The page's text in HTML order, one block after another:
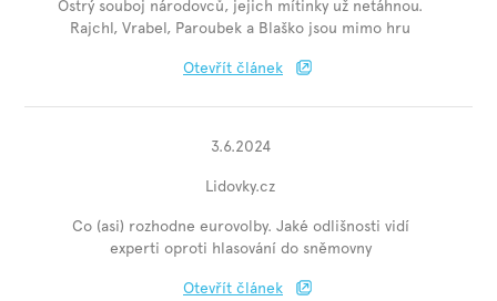
Ostrý souboj národovců, jejich mítinky už netáhnou.
Rajchl, Vrabel, Paroubek a Blaško jsou mimo hru
Otevřít článek
3.6.2024
Lidovky.cz
Co (asi) rozhodne eurovolby. Jaké odlišnosti vidí
experti oproti hlasování do sněmovny
Otevřít článek